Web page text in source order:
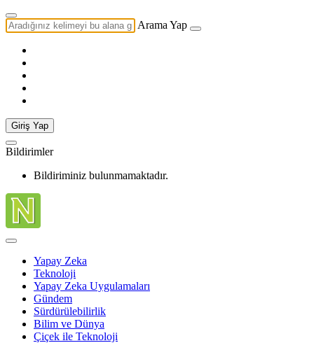
Arama Yap
Giriş Yap
Bildirimler
Bildiriminiz bulunmamaktadır.
Yapay Zeka
Teknoloji
Yapay Zeka Uygulamaları
Gündem
Sürdürülebilirlik
Bilim ve Dünya
Çiçek ile Teknoloji